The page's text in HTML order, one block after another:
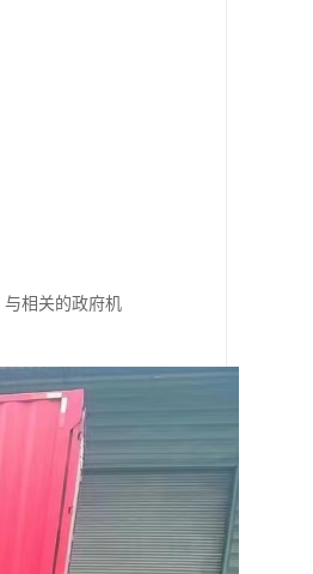
相关的政府机